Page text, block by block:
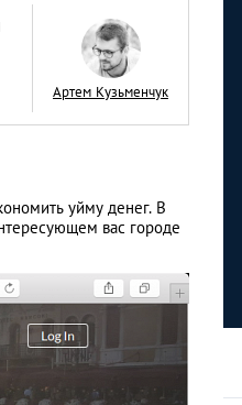
Артем Кузьменчук
уйму денег. В
вас городе
первое